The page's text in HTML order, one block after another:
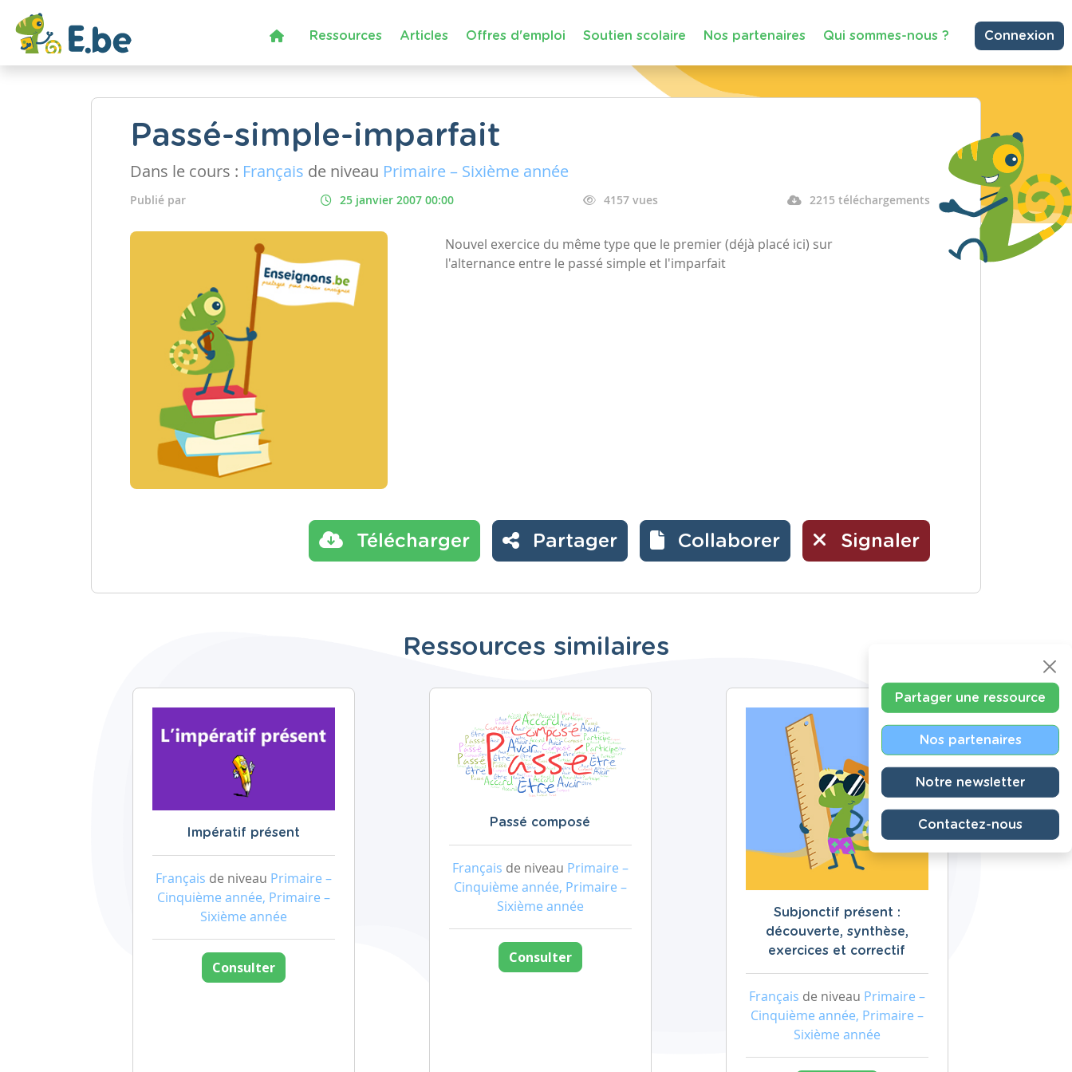
Ressources Articles Offres d'emploi Soutien scolaire Nos partenaires Qui sommes-nous ? Connexion
Passé-simple-imparfait
Dans le cours : Français de niveau Primaire – Sixième année
Publié par 25 janvier 2007 00:00 4157 vues 2215 téléchargements
Nouvel exercice du même type que le premier (déjà placé ici) sur
l'alternance entre le passé simple et l'imparfait
Télécharger Partager Collaborer Signaler
Ressources similaires
Impératif présent
Français de niveau Primaire –
Cinquième année, Primaire –
Sixième année
Consulter
Passé composé
Français de niveau Primaire –
Cinquième année, Primaire –
Sixième année
Consulter
Subjonctif présent :
découverte, synthèse,
exercices et correctif
Français de niveau Primaire –
Cinquième année, Primaire –
Sixième année
Partager une ressource
Nos partenaires
Notre newsletter
Contactez-nous